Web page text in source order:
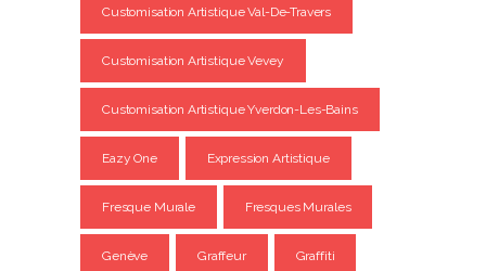
Customisation Artistique Val-De-Travers
Customisation Artistique Vevey
Customisation Artistique Yverdon-Les-Bains
Eazy One Expression Artistique
Fresque Murale Fresques Murales
Genève Graffeur Graffiti